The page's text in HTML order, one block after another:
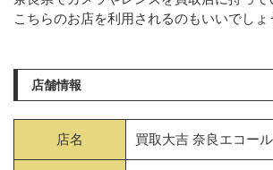
こちらのお店を利用されるのもいいでしょ
店舗情報
店名 買取大吉 奈良エコー